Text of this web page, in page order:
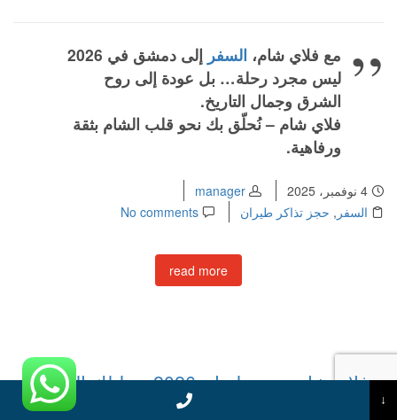
مع فلاي شام، السفر
إلى دمشق في 2026
ليس مجرد رحلة… بل عودة إلى روح
الشرق وجمال التاريخ.
فلاي شام – نُحلّق بك نحو قلب الشام بثقة
ورفاهية.
manager
السفر , حجز تذاكر طيران No comments
read more
فلاي شام حجز طيران 2026 – دليلك الشامل
للسفر المريح بأفضل الأسعار Today Homage
↓